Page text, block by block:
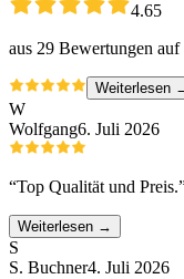
4.65
aus 29 Bewertungen auf
Weiterlesen
W
Wolfgang6. Juli 2026
“Top Qualität und Preis.
Weiterlesen →
S
S. Buchner4. Juli 2026